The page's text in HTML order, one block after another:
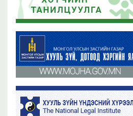
2023 оны 11 сарын 02
Бүх мэдээ
2019 оны 06 сарын 21